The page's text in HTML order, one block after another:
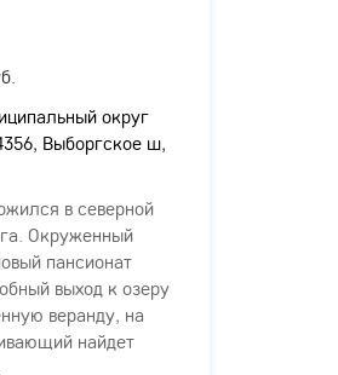
округ
Выборгское ш,
в северной
Окруженный
пансионат
выход к озеру
веранду, на
найдет